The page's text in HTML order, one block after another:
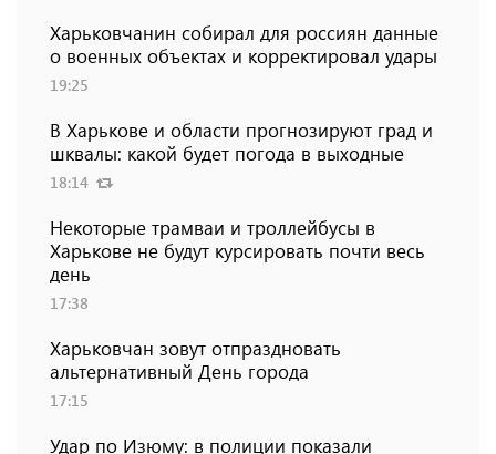
Харьковчанин собирал для россиян данные
о военных объектах и ​​корректировал удары
19:25
В Харькове и области прогнозируют град и
шквалы: какой будет погода в выходные
18:14
Некоторые трамваи и троллейбусы в
Харькове не будут курсировать почти весь
день
17:38
Харьковчан зовут отпраздновать
альтернативный День города
17:15
Удар по Изюму: в полиции показали